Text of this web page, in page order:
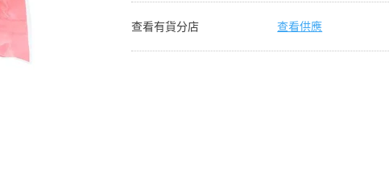
查看有貨分店 查看供應